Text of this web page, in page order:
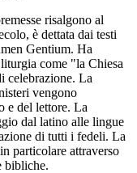
risalgono al
è dettata dai testi
Gentium. Ha
come "la Chiesa
celebrazione. La
vengono
e del lettore. La
dal latino alle lingue
di tutti i fedeli. La
particolare attraverso
bibliche.